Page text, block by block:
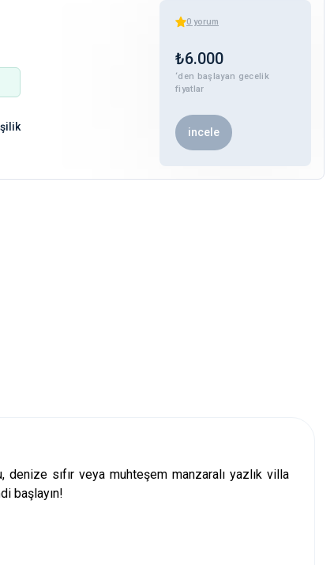
0 yorum
₺6.000
‘den başlayan gecelik
fiyatlar
incele
sıfır veya muhteşem manzaralı yazlık villa
başlayın!